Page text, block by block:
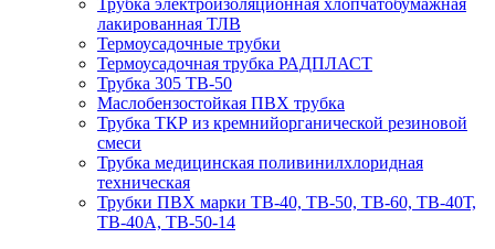
Трубка электроизоляционная хлопчатобумажная
лакированная ТЛВ
Термоусадочные трубки
Термоусадочная трубка РАДПЛАСТ
Трубка 305 ТВ-50
Маслобензостойкая ПВХ трубка
Трубка ТКР из кремнийорганической резиновой
смеси
Трубка медицинская поливинилхлоридная
техническая
Трубки ПВХ марки ТВ-40, ТВ-50, ТВ-60, ТВ-40Т,
ТВ-40А, ТВ-50-14